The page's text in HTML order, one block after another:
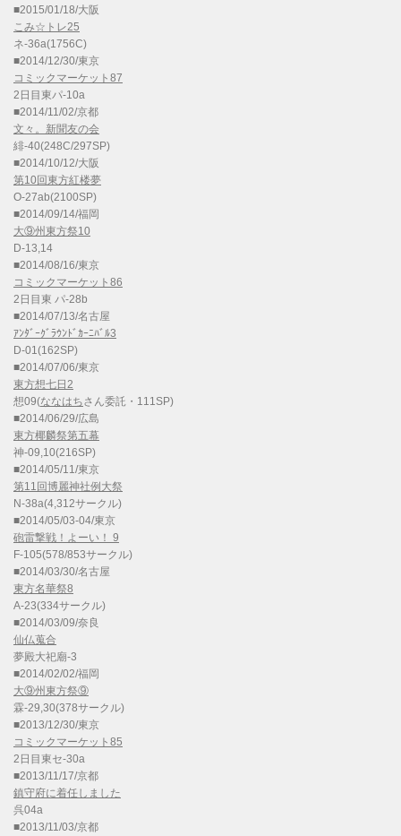
■2015/01/18/大阪
こみ☆トレ25
ネ-36a(1756C)
■2014/12/30/東京
コミックマーケット87
2日目東パ-10a
■2014/11/02/京都
文々。新聞友の会
緋-40(248C/297SP)
■2014/10/12/大阪
第10回東方紅楼夢
O-27ab(2100SP)
■2014/09/14/福岡
大⑨州東方祭10
D-13,14
■2014/08/16/東京
コミックマーケット86
2日目東 パ-28b
■2014/07/13/名古屋
ｱﾝﾀﾞｰｸﾞﾗｳﾝﾄﾞｶｰﾆﾊﾞﾙ3
D-01(162SP)
■2014/07/06/東京
東方想七日2
想09(ななはちさん委託・111SP)
■2014/06/29/広島
東方椰麟祭第五幕
神-09,10(216SP)
■2014/05/11/東京
第11回博麗神社例大祭
N-38a(4,312サークル)
■2014/05/03-04/東京
砲雷撃戦！よーい！ 9
F-105(578/853サークル)
■2014/03/30/名古屋
東方名華祭8
A-23(334サークル)
■2014/03/09/奈良
仙仏蒐合
夢殿大祀廟-3
■2014/02/02/福岡
大⑨州東方祭⑨
霖-29,30(378サークル)
■2013/12/30/東京
コミックマーケット85
2日目東セ-30a
■2013/11/17/京都
鎮守府に着任しました
呉04a
■2013/11/03/京都